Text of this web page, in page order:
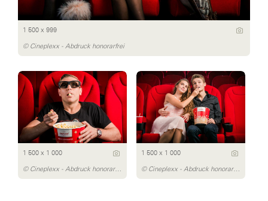
1 500 x 999
© Cineplexx - Abdruck honorarfrei
1 500 x 1 000
© Cineplexx - Abdruck honorarfrei
1 500 x 1 000
© Cineplexx - Abdruck honorarfrei